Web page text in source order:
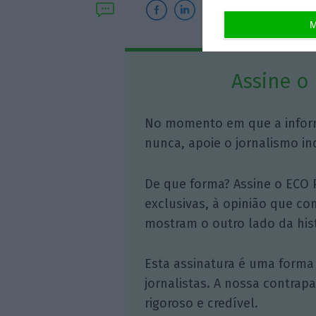
Assine o
No momento em que a
nunca, apoie o jornalismo
De que forma? Assine o
exclusivas, à opinião que
mostram o outro lado da
Esta assinatura é uma
jornalistas. A nossa
rigoroso e credível.